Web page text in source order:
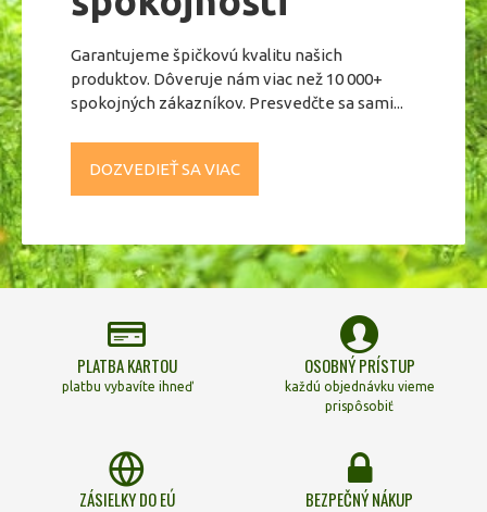
Garantujeme špičkovú kvalitu našich
produktov. Dôveruje nám viac než 10 000+
spokojných zákazníkov. Presvedčte sa sami...
DOZVEDIEŤ SA VIAC
PLATBA KARTOU
platbu vybavíte ihneď
OSOBNÝ PRÍSTUP
každú objednávku vieme
prispôsobiť
ZÁSIELKY DO EÚ BEZPEČNÝ NÁKUP